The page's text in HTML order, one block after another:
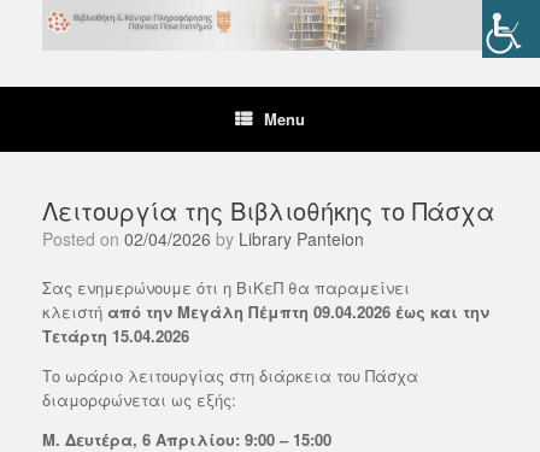
content
Menu
Λειτουργία της Βιβλιοθήκης το Πάσχα
Posted on 02/04/2026 by Library Panteion
Σας ενημερώνουμε ότι η ΒιΚεΠ θα παραμείνει
κλειστή από την Μεγάλη Πέμπτη 09.04.2026 έως και την
Τετάρτη 15.04.2026
Το ωράριο λειτουργίας στη διάρκεια του Πάσχα
διαμορφώνεται ως εξής:
Μ. Δευτέρα, 6 Απριλίου: 9:00 – 15:00